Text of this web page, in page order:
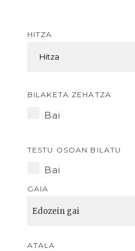
HITZA
BILAKETA ZEHATZA
Bai
TESTU OSOAN BILATU
Bai
GAIA
ATALA